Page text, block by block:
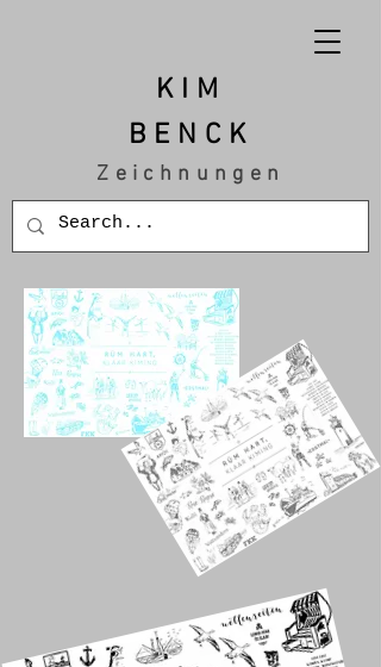
KIM
BENCK
Zeichnungen